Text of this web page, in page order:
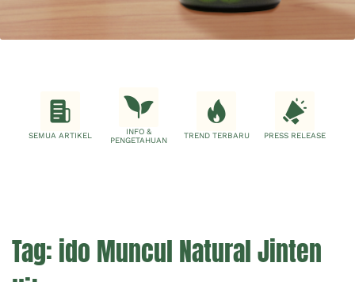
SEMUA ARTIKEL
INFO &
PENGETAHUAN
TREND TERBARU PRESS RELEASE
Tag: ido Muncul Natural Jinten